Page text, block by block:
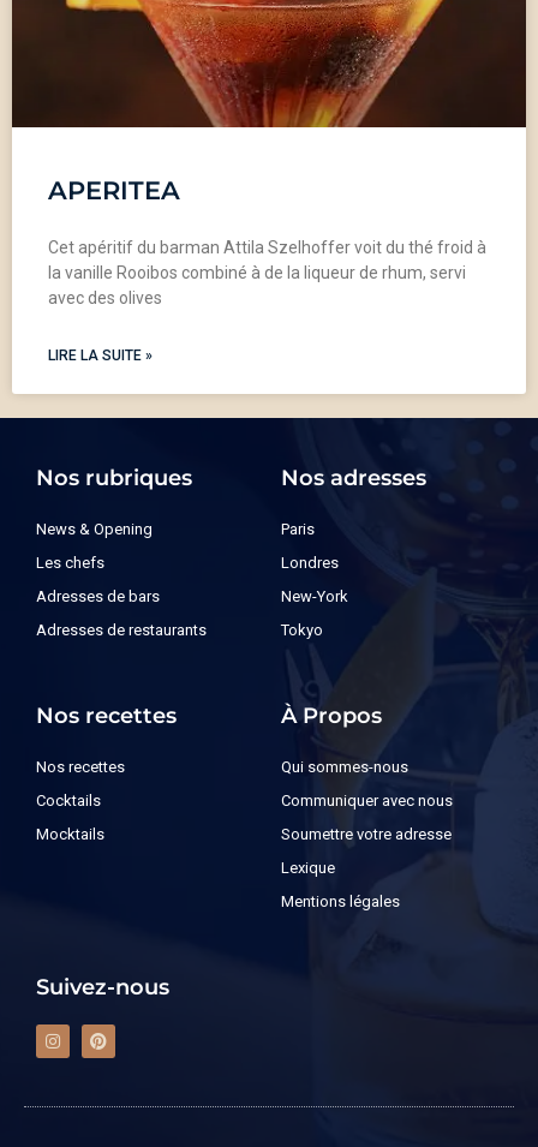
APERITEA
Cet apéritif du barman Attila Szelhoffer voit du thé froid à
la vanille Rooibos combiné à de la liqueur de rhum, servi
avec des olives
LIRE LA SUITE »
Nos rubriques
News & Opening
Les chefs
Adresses de bars
Adresses de restaurants
Nos adresses
Paris
Londres
New-York
Tokyo
Nos recettes
Nos recettes
Cocktails
Mocktails
À Propos
Qui sommes-nous
Communiquer avec nous
Soumettre votre adresse
Lexique
Mentions légales
Suivez-nous